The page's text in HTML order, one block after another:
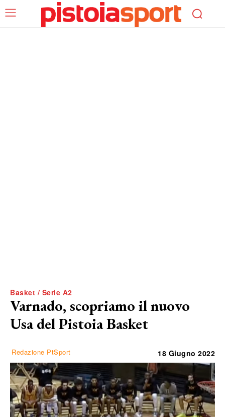
Basket / Serie A2
Varnado, scopriamo il nuovo
Usa del Pistoia Basket
Redazione PtSport 18 Giugno 2022